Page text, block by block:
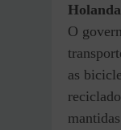
Holanda
O
as